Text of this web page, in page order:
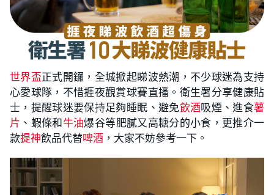
世界盃正式開鑼，全城掀起睇波熱潮，不少球迷為支持
心愛球隊，不惜捱夜觀賞球賽直播。衛生署分享健康貼
士，提醒球迷要保持足夠睡眠、避免飲酒吸煙、進食薯
片 、蝦條和牛油爆谷等肥膩又高糖分的小食，更推介一
款提神飲品代替啤酒 ，大家不妨參考一下。